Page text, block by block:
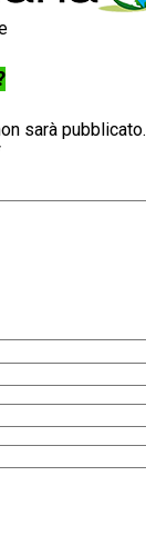
sarà pubblicato.